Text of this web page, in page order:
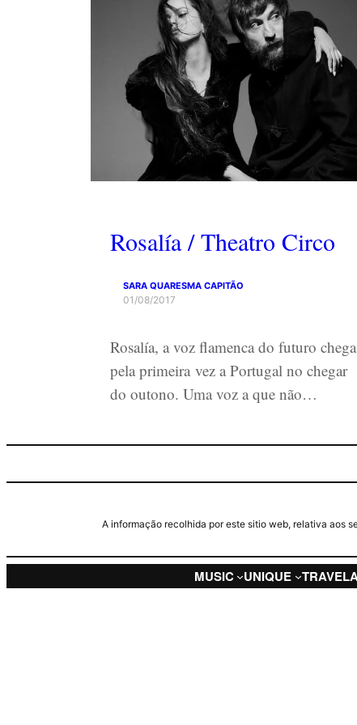
Rosalía / Theatro Circo
SARA QUARESMA CAPITÃO
01/08/2017
Rosalía, a voz flamenca do futuro chega
pela primeira vez a Portugal no chegar
do outono. Uma voz a que não…
A informação recolhida por este sitio web, relativa aos
MUSIC UNIQUE TRAVEL